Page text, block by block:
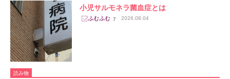
小児サルモネラ菌血症とは
7 2026.08.04
読み物